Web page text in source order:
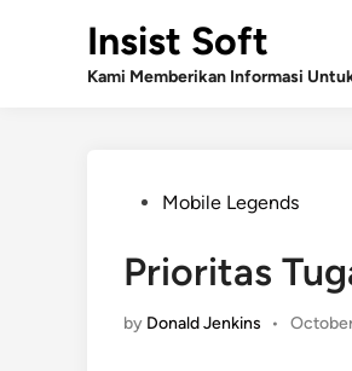
Insist Soft
Kami Memberikan Informasi
PostedMobile Legends
Prioritas
by Donald Jenkins •